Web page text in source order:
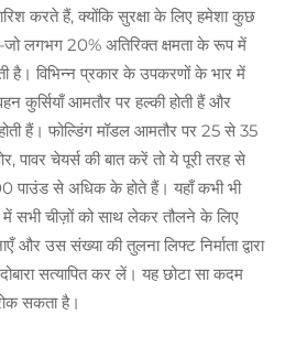
करते हैं, क्योंकि सुरक्षा के लिए हमेशा कुछ
लगभग 20% अतिरिक्त क्षमता के रूप में
है। विभिन्न प्रकार के उपकरणों के भार में
कुर्सियाँ आमतौर पर हल्की होती हैं और
हैं। फोल्डिंग मॉडल आमतौर पर 25 से 35
पावर चेयर्स की बात करें तो ये पूरी तरह से
पाउंड से अधिक के होते हैं। यहाँ कभी भी
सभी चीज़ों को साथ लेकर तौलने के लिए
और उस संख्या की तुलना लिफ्ट निर्माता द्वारा
सत्यापित कर लें। यह छोटा सा कदम
सकता है।